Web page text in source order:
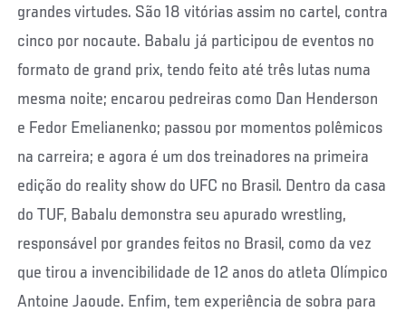
grandes virtudes. São 18 vitórias assim no cartel, contra
cinco por nocaute. Babalu já participou de eventos no
formato de grand prix, tendo feito até três lutas numa
mesma noite; encarou pedreiras como Dan Henderson
e Fedor Emelianenko; passou por momentos polêmicos
na carreira; e agora é um dos treinadores na primeira
edição do reality show do UFC no Brasil. Dentro da casa
do TUF, Babalu demonstra seu apurado wrestling,
responsável por grandes feitos no Brasil, como da vez
que tirou a invencibilidade de 12 anos do atleta Olímpico
Antoine Jaoude. Enfim, tem experiência de sobra para